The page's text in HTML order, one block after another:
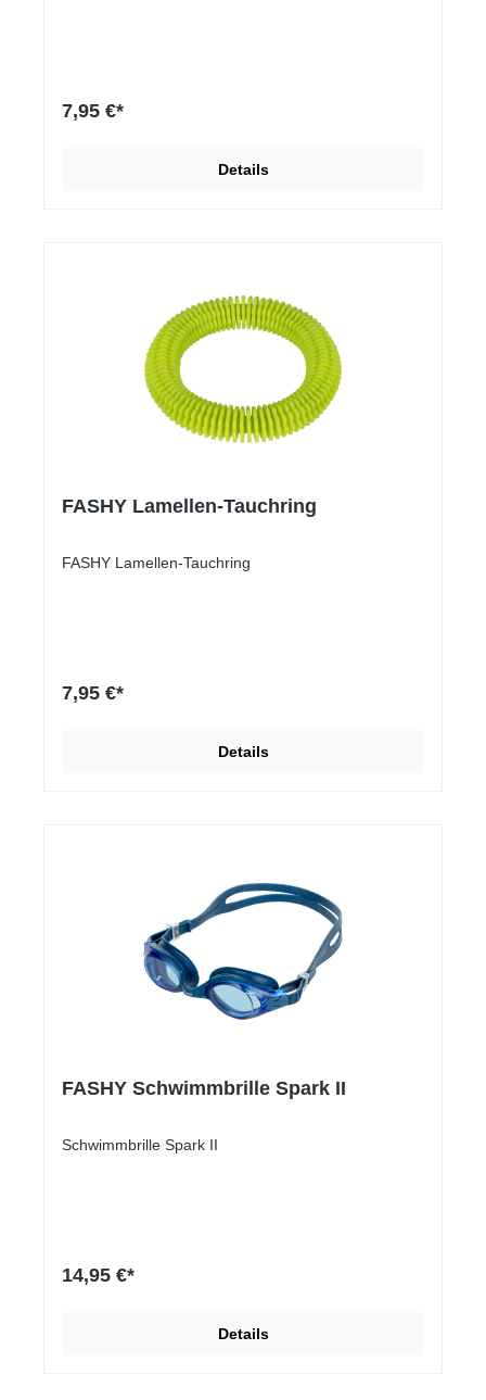
7,95 €*
Details
FASHY Lamellen-Tauchring
FASHY Lamellen-Tauchring
7,95 €*
Details
FASHY Schwimmbrille Spark II
Schwimmbrille Spark II
14,95 €*
Details